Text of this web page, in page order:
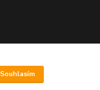
Souhlasím